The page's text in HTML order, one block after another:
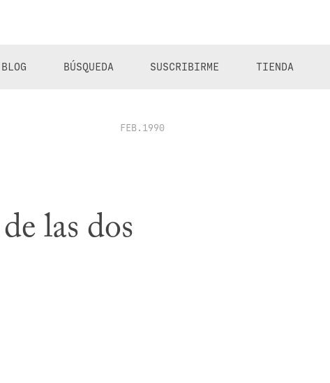
BLOG BÚSQUEDA SUSCRIBIRME TIENDA
FEB.1990
las dos